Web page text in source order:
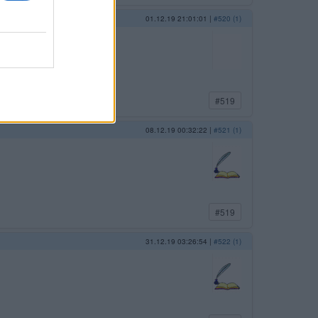
01.12.19 21:01:01 | #520 (1)
#519
08.12.19 00:32:22 | #521 (1)
#519
31.12.19 03:26:54 | #522 (1)